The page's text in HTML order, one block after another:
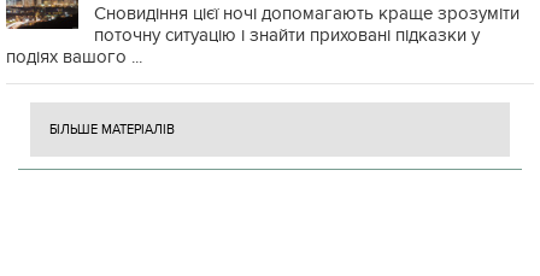
Сновидіння цієї ночі допомагають краще зрозуміти
поточну ситуацію і знайти приховані підказки у
подіях вашого ...
БІЛЬШЕ МАТЕРІАЛІВ